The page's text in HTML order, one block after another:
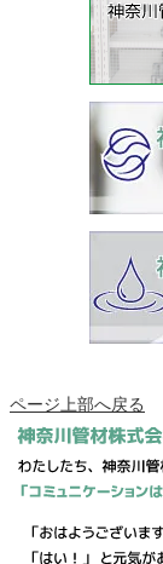
ページ上部へ戻る